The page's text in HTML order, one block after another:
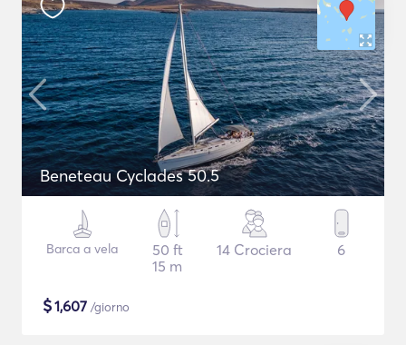
Beneteau Cyclades 50.5
Barca a vela
50 ft
15 m
14 Crociera 6
$1,607 /giorno